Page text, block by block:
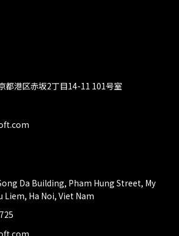
都港区赤坂2丁目14-11 101号室
Da Building, Pham Hung Street, My
Liem, Ha Noi, Viet Nam